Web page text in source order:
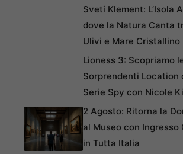
Sveti Klement: L’Isola
dove la Natura Canta
Ulivi e Mare Cristallino
Lioness 3: Scopriamo
Sorprendenti Location
Serie Spy con Nicole
2 Agosto: Ritorna la
al Museo con Ingresso
in Tutta Italia